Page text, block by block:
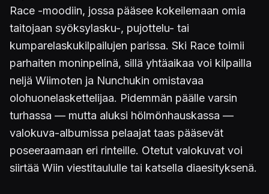
Race -moodiin, jossa pääsee kokeilemaan omia
taitojaan syöksylasku-, pujottelu- tai
kumparelaskukilpailujen parissa. Ski Race toimii
parhaiten moninpelinä, sillä yhtäaikaa voi kilpailla
neljä Wiimoten ja Nunchukin omistavaa
olohuonelaskettelijaa. Pidemmän päälle varsin
turhassa — mutta aluksi hölmönhauskassa —
valokuva-albumissa pelaajat taas pääsevät
poseeraamaan eri rinteille. Otetut valokuvat voi
siirtää Wiin viestitaululle tai katsella diaesityksenä.